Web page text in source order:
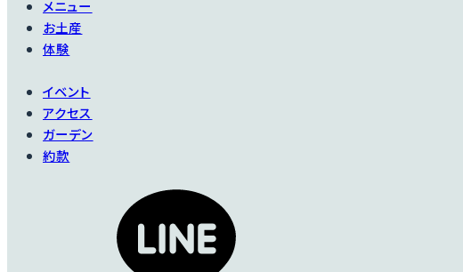
メニュー
お土産
体験
イベント
アクセス
ガーデン
約款